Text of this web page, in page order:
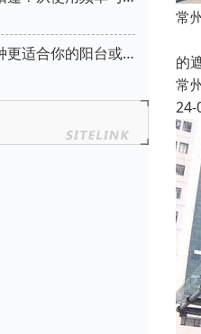
手动vs电动伸缩遮阳篷：哪种更适合你的阳台或商铺？
常
的
常
24-